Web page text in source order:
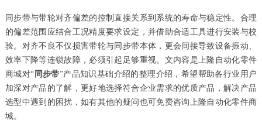
同步带与带轮对齐偏差的控制直接关系到系统的寿命与稳定性。合理
的偏差范围应结合工况精度要求设定，并借助合适工具进行安装与校
验。对齐不良不仅损害带轮与同步带本体，更会间接导致设备振动、
效率下降等连锁故障，必须引起足够重视。文内容是上隆自动化零件
商城对“ 同步带”产品知识基础介绍的整理介绍，希望帮助各行业用户
加深对产品的了解，更好地选择符合企业需求的优质产品，解决产品
选型中遇到的困扰，如有其他的疑问也可免费咨询上隆自动化零件商
城。